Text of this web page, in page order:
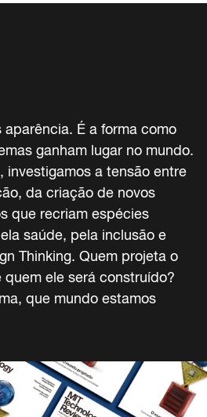
aparência. É a forma como
ganham lugar no mundo.
investigamos a tensão entre
da criação de novos
que recriam espécies
saúde, pela inclusão e
Thinking. Quem projeta o
ele será construído?
que mundo estamos